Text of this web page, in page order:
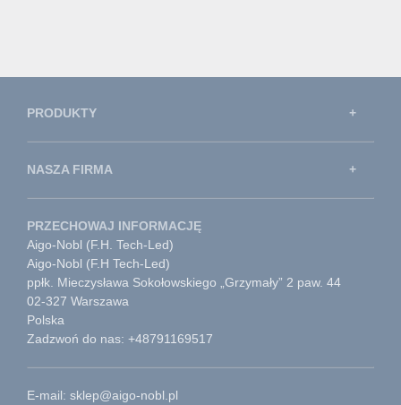
PRODUKTY
NASZA FIRMA
PRZECHOWAJ INFORMACJĘ
Aigo-Nobl (F.H. Tech-Led)
Aigo-Nobl (F.H Tech-Led)
ppłk. Mieczysława Sokołowskiego „Grzymały” 2 paw. 44
02-327 Warszawa
Polska
Zadzwoń do nas: +48791169517
E-mail: sklep@aigo-nobl.pl